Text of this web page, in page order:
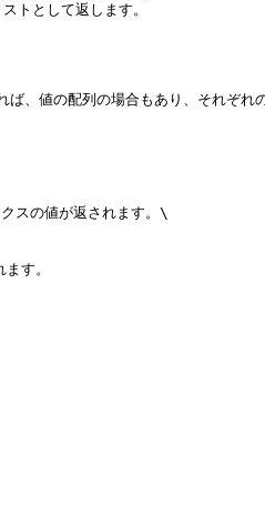
として返します。
、値の配列の場合もあり、それぞれ
スの値が返されます。\
す。